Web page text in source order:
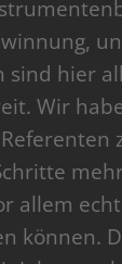
sind hier
Wir
allem
können.